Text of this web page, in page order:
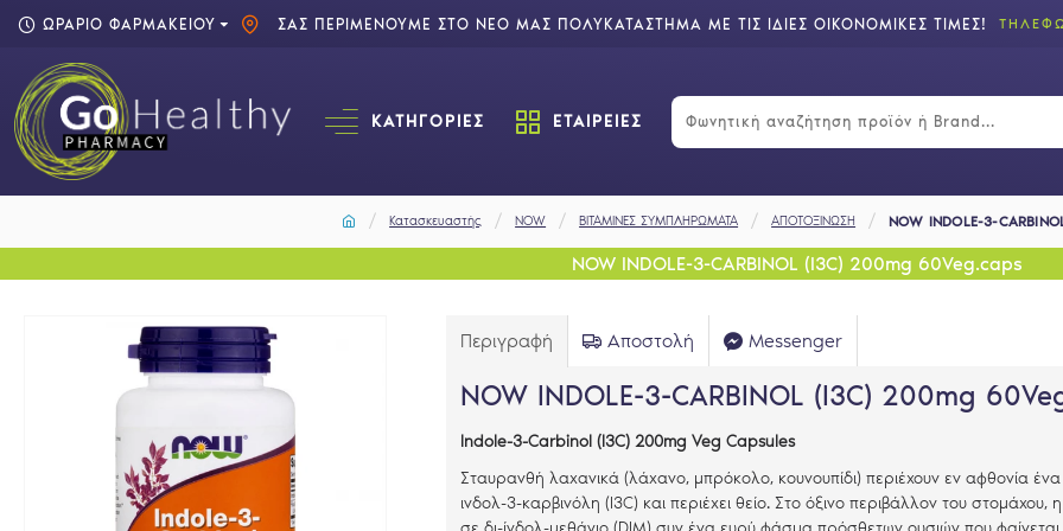
ΩΡΑΡΙΟ ΦΑΡΜΑΚΕΙΟΥ ΣΑΣ ΠΕΡΙΜΕΝΟΥΜΕ ΣΤΟ ΝΕΟ ΜΑΣ ΠΟΛΥΚΑΤΑΣΤΗΜΑ ΜΕ ΤΙΣ ΙΔΙΕΣ ΟΙΚΟΝΟΜΙΚΕΣ ΤΙΜΕΣ!
ΚΑΤΗΓΟΡΊΕΣ ΕΤΑΙΡΕΙΕΣ
Κατασκευαστής NOW ΒΙΤΑΜΙΝΕΣ ΣΥΜΠΛΗΡΩΜΑΤΑ ΑΠΟΤΟΞΙΝΩΣΗ NOW INDOLE-3-
NOW INDOLE-3-CARBINOL (I3C) 200mg 60Veg.caps
Περιγραφή Αποστολή Messenger
NOW INDOLE-3-CARBINOL (I3C) 200mg
Indole-3-Carbinol (I3C) 200mg Veg Capsules
Σταυρανθή λαχανικά (λάχανο, μπρόκολο, κουνουπίδι) περιέχουν εν αφθονία ένα
ινδολ-3-καρβινόλη (I3C) και περιέχει θείο. Στο όξινο περιβάλλον του στομάχου, η